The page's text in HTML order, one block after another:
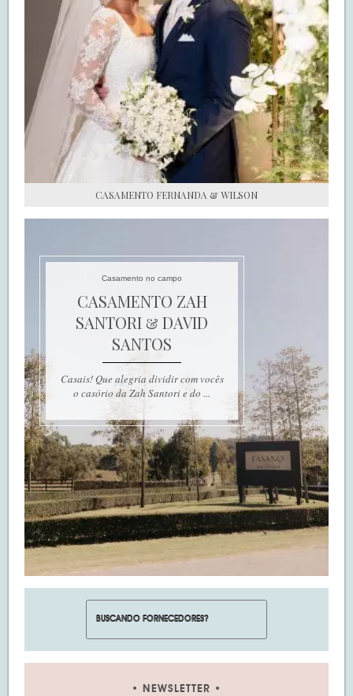
CASAMENTO FERNANDA & WILSON
Casamento no campo
CASAMENTO ZAH
SANTORI & DAVID
SANTOS
Casais! Que alegria dividir com vocês
o casório da Zah Santori e do ...
NEWSLETTER